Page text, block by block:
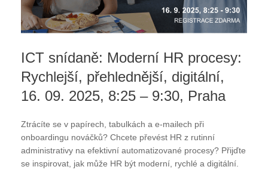
ICT snídaně: Moderní HR procesy:
Rychlejší, přehlednější, digitální,
16. 09. 2025, 8:25 – 9:30, Praha
Ztrácíte se v papírech, tabulkách a e-mailech při
onboardingu nováčků? Chcete převést HR z rutinní
administrativy na efektivní automatizované procesy? Přijďte
se inspirovat, jak může HR být moderní, rychlé a digitální.